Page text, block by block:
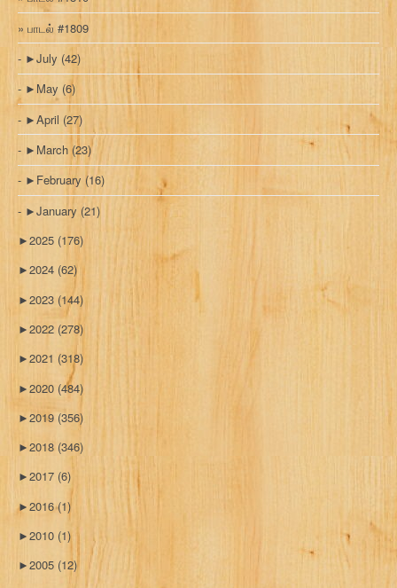
பாடல் #1809
►July (42)
► May (6)
►April (27)
► March (23)
► February (16)
►January (21)
►2025 (176)
►2024 (62)
►2023 (144)
►2022 (278)
►2021 (318)
►2020 (484)
►2019 (356)
►2018 (346)
►2017 (6)
►2016(1)
►2010 (1)
►2005 (12)